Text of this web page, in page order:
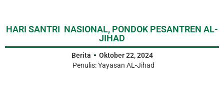
HARI SANTRI NASIONAL, PONDOK PESANTREN AL-
JIHAD
Berita
Oktober 22, 2024
Penulis:Yayasan AL-Jihad